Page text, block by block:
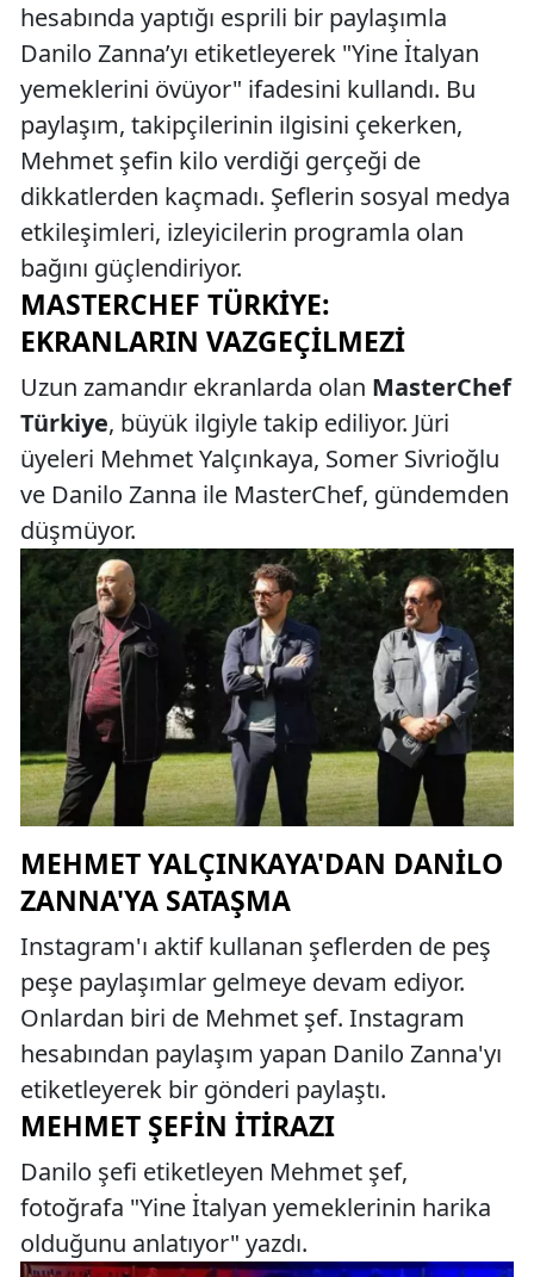
hesabında yaptığı esprili bir paylaşımla
Danilo Zanna’yı etiketleyerek "Yine İtalyan
yemeklerini övüyor" ifadesini kullandı. Bu
paylaşım, takipçilerinin ilgisini çekerken,
Mehmet şefin kilo verdiği gerçeği de
dikkatlerden kaçmadı. Şeflerin sosyal medya
etkileşimleri, izleyicilerin programla olan
bağını güçlendiriyor.
MASTERCHEF TÜRKIYE:
EKRANLARIN VAZGEÇILMEZI
Uzun zamandır ekranlarda olan MasterChef
Türkiye, büyük ilgiyle takip ediliyor. Jüri
üyeleri Mehmet Yalçınkaya, Somer Sivrioğlu
ve Danilo Zanna ile MasterChef, gündemden
düşmüyor.
MEHMET YALÇINKAYA'DAN DANILO
ZANNA'YA SATAŞMA
Instagram'ı aktif kullanan şeflerden de peş
peşe paylaşımlar gelmeye devam ediyor.
Onlardan biri de Mehmet şef. Instagram
hesabından paylaşım yapan Danilo Zanna'yı
etiketleyerek bir gönderi paylaştı.
MEHMET ŞEFIN İTIRAZI
Danilo şefi etiketleyen Mehmet şef,
fotoğrafa "Yine İtalyan yemeklerinin harika
olduğunu anlatıyor" yazdı.